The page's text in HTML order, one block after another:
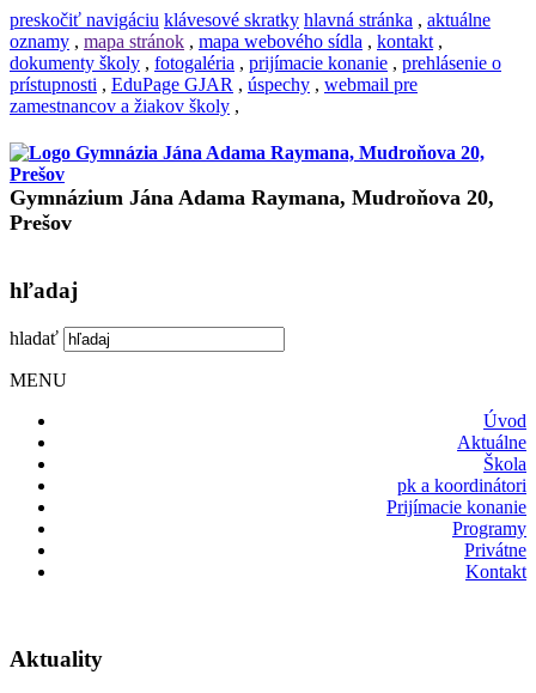
preskočiť navigáciu klávesové skratky hlavná stránka , aktuálne
oznamy , mapa stránok , mapa webového sídla , kontakt ,
dokumenty školy , fotogaléria , prijímacie konanie , prehlásenie o
prístupnosti , EduPage GJAR , úspechy , webmail pre
zamestnancov a žiakov školy ,
Gymnázium Jána Adama Raymana, Mudroňova 20,
Prešov
hľadaj
hladať
MENU
Úvod
Aktuálne
Škola
pk a koordinátori
Prijímacie konanie
Programy
Privátne
Kontakt
Aktuality